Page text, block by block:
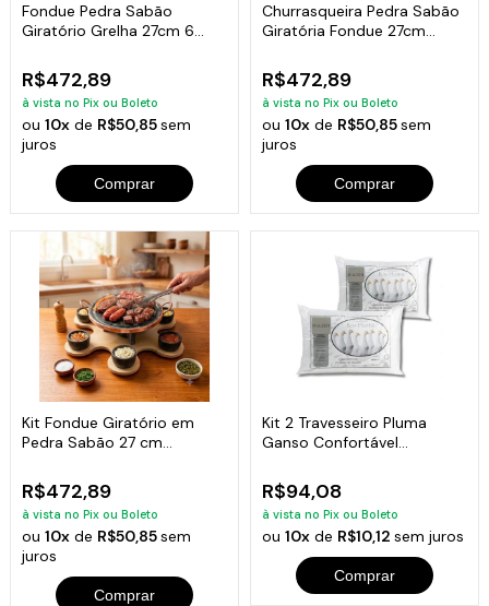
Fondue Pedra Sabão
Giratório Grelha 27cm 6
R$472,89
à vista no Pix ou Boleto
ou10x de R$50,85sem
juros
Comprar
Churrasqueira Pedra Sabão
Giratória Fondue 27cm
R$472,89
à vista no Pix ou Boleto
ou 10xde R$50,85sem
juros
Comprar
Kit Fondue Giratório em
Pedra Sabão 27 cm
R$472,89
à vista no Pix ou Boleto
ou10x de R$50,85sem
juros
Comprar
Kit 2 Travesseiro Pluma
Ganso Confortável
R$94,08
à vista no Pix ou Boleto
ou 10xde R$10,12 sem juros
Comprar